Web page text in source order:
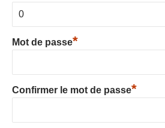
Mot de passe*
Confirmer le mot de passe*